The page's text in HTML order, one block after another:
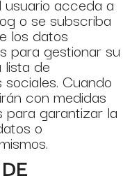
o se subscriba
los datos
para gestionar su
de
Cuando
con medidas
garantizar la
o